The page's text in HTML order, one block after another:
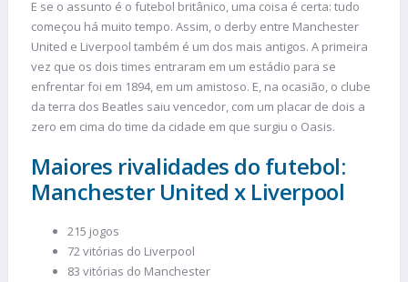
E se o assunto é o futebol britânico, uma coisa é certa: tudo
começou há muito tempo. Assim, o derby entre Manchester
United e Liverpool também é um dos mais antigos. A primeira
vez que os dois times entraram em um estádio para se
enfrentar foi em 1894, em um amistoso. E, na ocasião, o clube
da terra dos Beatles saiu vencedor, com um placar de dois a
zero em cima do time da cidade em que surgiu o Oasis.
Maiores rivalidades do futebol:
Manchester United x Liverpool
215 jogos
72 vitórias do Liverpool
83 vitórias do Manchester